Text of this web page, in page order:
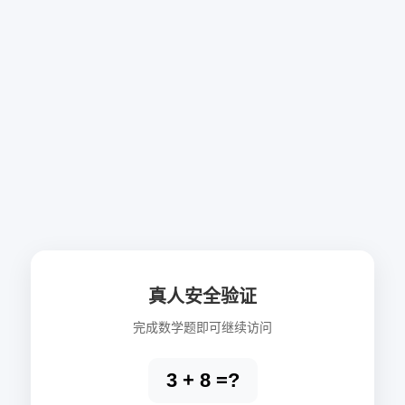
真人安全验证
完成数学题即可继续访问
3 + 8 =?